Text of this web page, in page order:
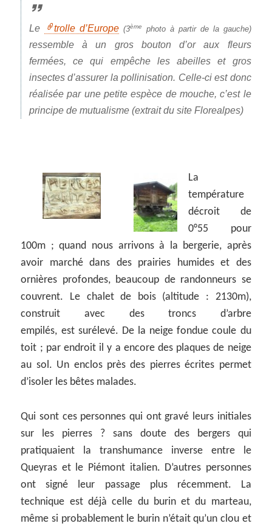
Le trolle d’Europe (3ème photo à partir de la gauche)
ressemble à un gros bouton d’or aux fleurs
fermées, ce qui empêche les abeilles et gros
insectes d’assurer la pollinisation. Celle-ci est donc
réalisée par une petite espèce de mouche, c’est le
principe de mutualisme (extrait du site Florealpes)
La
température
décroit de
0°55 pour
100m ; quand nous arrivons à la bergerie, après
avoir marché dans des prairies humides et des
ornières profondes, beaucoup de randonneurs se
couvrent. Le chalet de bois (altitude : 2130m),
construit avec des troncs d’arbre
empilés, est surélevé. De la neige fondue coule du
toit ; par endroit il y a encore des plaques de neige
au sol. Un enclos près des pierres écrites permet
d’isoler les bêtes malades.
Qui sont ces personnes qui ont gravé leurs initiales
sur les pierres ? sans doute des bergers qui
pratiquaient la transhumance inverse entre le
Queyras et le Piémont italien. D’autres personnes
ont signé leur passage plus récemment. La
technique est déjà celle du burin et du marteau,
même si probablement le burin n’était qu’un clou et